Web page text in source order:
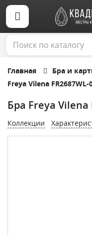
Главная Бра и
Freya Vilena FR2687WL-
Бра Freya Vilena
Коллекции